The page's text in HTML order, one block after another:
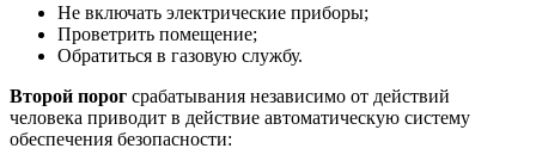
Не включать электрические приборы;
Проветрить помещение;
Обратиться в газовую службу.
Второй порог срабатывания независимо от действий
человека приводит в действие автоматическую систему
обеспечения безопасности: